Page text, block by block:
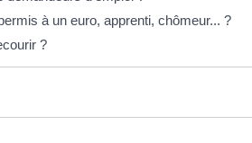
à un euro, apprenti, chômeur... ?
?